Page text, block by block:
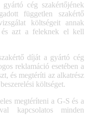
cég szakértőjének
független szakértő
költségeit annak
és azt a feleknek el kell
díját a gyártó cég
reklamáció esetében a
és megtéríti az alkatrész
költséget.
megtéríteni a G-S és a
kapcsolatos minden